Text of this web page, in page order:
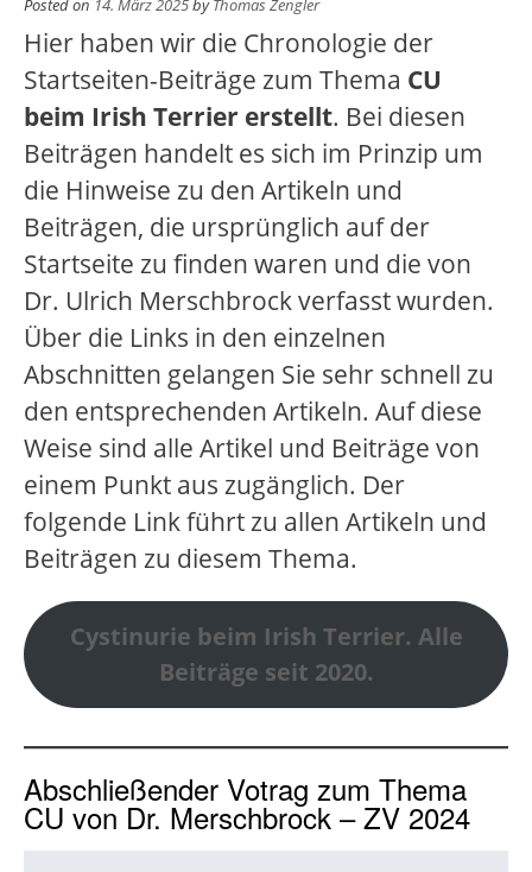
Posted on 14. März 2025byThomas Zengler
Hier haben wir die Chronologie der
Startseiten-Beiträge zum Thema CU
beim Irish Terrier erstellt. Bei diesen
Beiträgen handelt es sich im Prinzip um
die Hinweise zu den Artikeln und
Beiträgen, die ursprünglich auf der
Startseite zu finden waren und die von
Dr. Ulrich Merschbrock verfasst wurden.
Über die Links in den einzelnen
Abschnitten gelangen Sie sehr schnell zu
den entsprechenden Artikeln. Auf diese
Weise sind alle Artikel und Beiträge von
einem Punkt aus zugänglich. Der
folgende Link führt zu allen Artikeln und
Beiträgen zu diesem Thema.
Cystinurie beim Irish Terrier. Alle
Beiträge seit 2020.
Abschließender Votrag zum Thema
CU von Dr. Merschbrock – ZV 2024